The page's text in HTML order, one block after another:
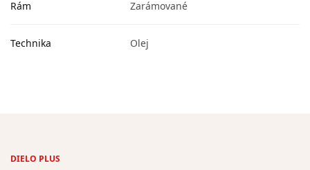
Rám Zarámované
Technika Olej
DIELO PLUS